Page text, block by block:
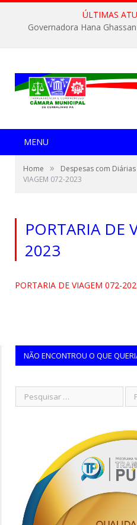
ÚLTIMAS
Governadora Hana
MENU
Home » Despesas com
VIAGEM 072-2023
PORTARIA DE
2023
PORTARIA DE VIAGEM 072-
NÃO ENCONTROU O QUE